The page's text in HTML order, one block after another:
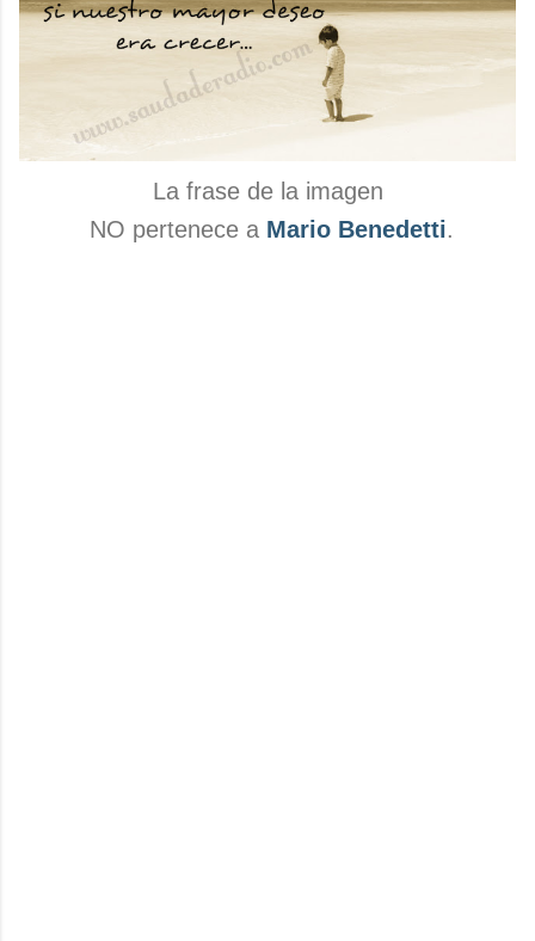
La frase de la imagen
NO pertenece a Mario Benedetti.